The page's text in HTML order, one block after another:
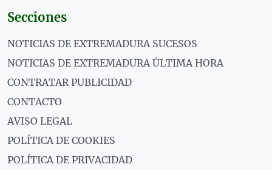
Secciones
NOTICIAS DE EXTREMADURA SUCESOS
NOTICIAS DE EXTREMADURA ÚLTIMA HORA
CONTRATAR PUBLICIDAD
CONTACTO
AVISO LEGAL
POLÍTICA DE COOKIES
POLÍTICA DE PRIVACIDAD